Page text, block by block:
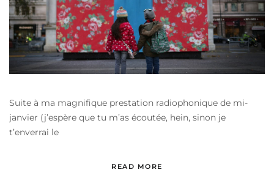
Suite à ma magnifique prestation radiophonique de mi-
janvier (j’espère que tu m’as écoutée, hein, sinon je
t’enverrai le
READ MORE